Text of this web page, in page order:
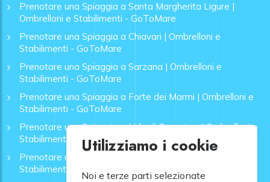
Prenotare una Spiaggia a Santa Margherita Ligure |
Ombrelloni e Stabilimenti - GoToMare
Prenotare una Spiaggia a Chiavari | Ombrelloni e
Stabilimenti - GoToMare
Prenotare una Spiaggia a Sarzana | Ombrelloni e
Stabilimenti - GoToMare
Prenotare una Spiaggia a Forte dei Marmi | Ombrelloni e
Stabilimenti - GoToMare
Prenotare una Spiaggia a Lido di Camaiore | Ombrelloni e
Stabilimenti - GoToMare
Prenotare una Spiaggia a Rapallo | Ombrelloni e
Stabilimenti - GoToMare
Utilizziamo i cookie
Noi e terze parti selezionate